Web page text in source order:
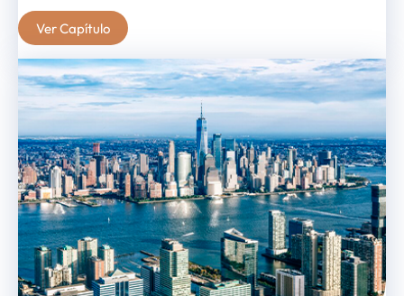
Ver Capítulo